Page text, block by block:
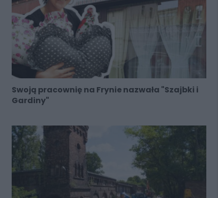
Swoją pracownię na Frynie nazwała "Szajbki i
Gardiny"